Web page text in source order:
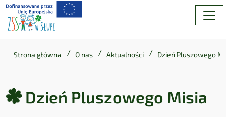
Strona główna / O nas / Aktualności / Dzień Pluszowego
Dzień Pluszowego Misia